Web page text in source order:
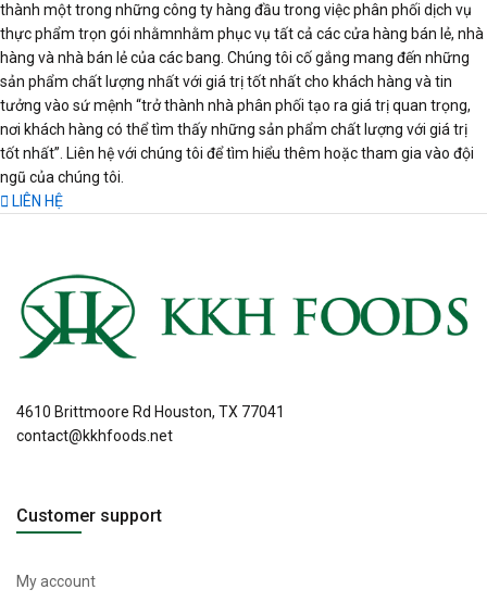
thành một trong những công ty hàng đầu trong việc phân phối dịch vụ
thực phẩm trọn gói nhằmnhằm phục vụ tất cả các cửa hàng bán lẻ, nhà
hàng và nhà bán lẻ của các bang. Chúng tôi cố gắng mang đến những
sản phẩm chất lượng nhất với giá trị tốt nhất cho khách hàng và tin
tưởng vào sứ mệnh “trở thành nhà phân phối tạo ra giá trị quan trọng,
nơi khách hàng có thể tìm thấy những sản phẩm chất lượng với giá trị
tốt nhất”. Liên hệ với chúng tôi để tìm hiểu thêm hoặc tham gia vào đội
ngũ của chúng tôi.
LIÊN HỆ
4610 Brittmoore Rd Houston, TX 77041
contact@kkhfoods.net
Customer support
My account